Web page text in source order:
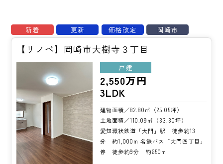
新着 更新 価格改定 岡崎市
【リノベ】岡崎市大樹寺３丁目
戸建
2,550万円
3LDK
建物面積／82.80㎡（25.05坪）
土地面積／110.09㎡（33.30坪）
愛知環状鉄道「大門」駅 徒歩約13
分 約1,000m 名鉄バス「大門四丁目」
停 徒歩約9分 約650m